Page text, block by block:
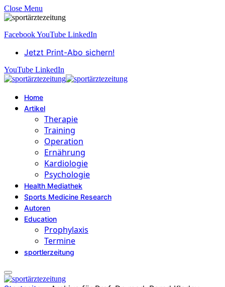
Close Menu
FacebookYouTube LinkedIn
Jetzt Print-Abo sichern!
YouTube LinkedIn
Home
Artikel
Therapie
Training
Operation
Ernährung
Kardiologie
Psychologie
Health Mediathek
Sports Medicine Research
Autoren
Education
Prophylaxis
Termine
sportlerzeitung